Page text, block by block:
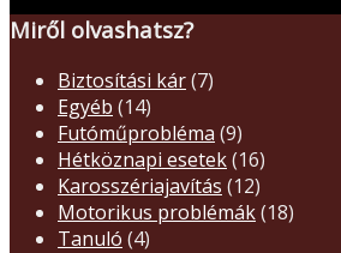
Miről olvashatsz?
Biztosítási kár(7)
Egyéb (14)
Futóműprobléma (9)
Hétköznapi esetek(16)
Karosszériajavítás (12)
Motorikus problémák(18)
Tanuló (4)